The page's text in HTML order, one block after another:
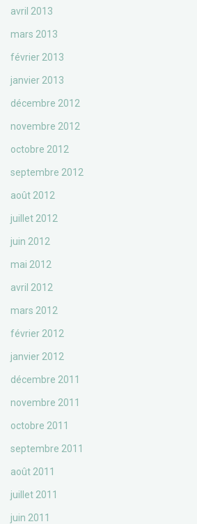
avril 2013
mars 2013
février 2013
janvier 2013
décembre 2012
novembre 2012
octobre 2012
septembre 2012
août 2012
juillet 2012
juin 2012
mai 2012
avril 2012
mars 2012
février 2012
janvier 2012
décembre 2011
novembre 2011
octobre 2011
septembre 2011
août 2011
juillet 2011
juin 2011